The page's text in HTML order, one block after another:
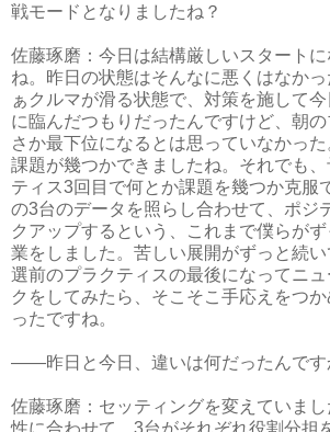
戦モードとなりましたね？
佐藤琢磨：今日は結構厳しいスタート
ね。昨日の状態はそんなに悪くはなか
ぁクルマが滑る状態で、対策を施して
に臨んだつもりだったんですけど、朝
さか最下位になるとは思っていなかっ
課題が幾つかできましたね。それでも
ティス3回目で何とか課題を幾つか克服
の3台のデータを照らし合わせて、ポジ
クアップするという、これまで僕らが
業をしました。苦しい展開がずっと続
選前のプラクティスの最後になってニ
クをしてみたら、そこそこ手応えをつ
ったですね。
――昨日と今日、違いは何だったんです
佐藤琢磨：セッティングを変えていま
性に合わせて、3台がそれぞれ役割分担